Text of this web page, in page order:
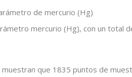
de mercurio (Hg)
mercurio (Hg), con un
que 1835 puntos de